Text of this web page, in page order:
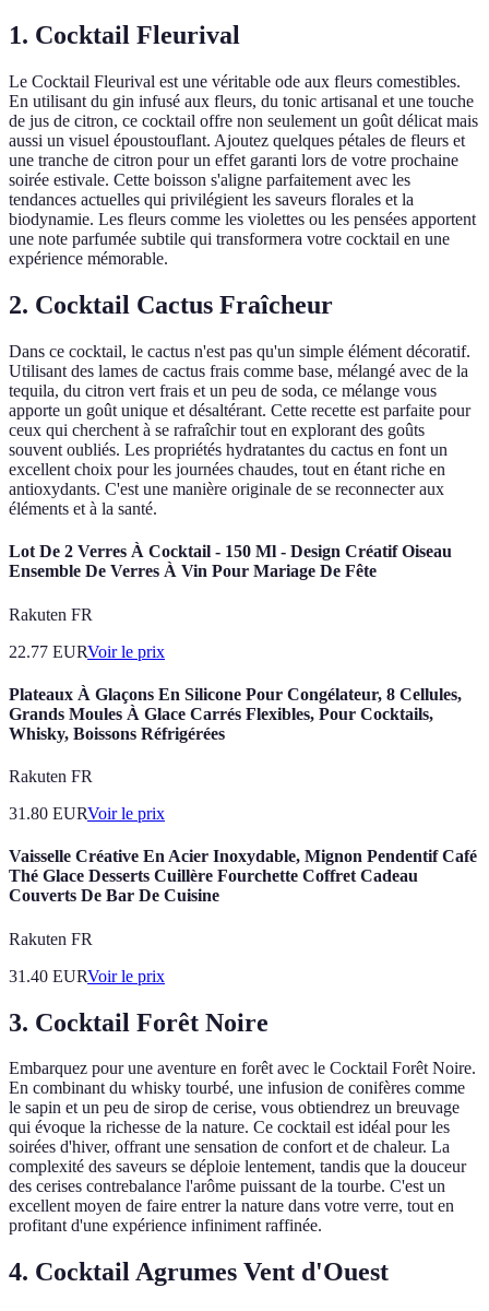
1. Cocktail Fleurival
Le Cocktail Fleurival est une véritable ode aux fleurs comestibles.
En utilisant du gin infusé aux fleurs, du tonic artisanal et une touche
de jus de citron, ce cocktail offre non seulement un goût délicat mais
aussi un visuel époustouflant. Ajoutez quelques pétales de fleurs et
une tranche de citron pour un effet garanti lors de votre prochaine
soirée estivale. Cette boisson s'aligne parfaitement avec les
tendances actuelles qui privilégient les saveurs florales et la
biodynamie. Les fleurs comme les violettes ou les pensées apportent
une note parfumée subtile qui transformera votre cocktail en une
expérience mémorable.
2. Cocktail Cactus Fraîcheur
Dans ce cocktail, le cactus n'est pas qu'un simple élément décoratif.
Utilisant des lames de cactus frais comme base, mélangé avec de la
tequila, du citron vert frais et un peu de soda, ce mélange vous
apporte un goût unique et désaltérant. Cette recette est parfaite pour
ceux qui cherchent à se rafraîchir tout en explorant des goûts
souvent oubliés. Les propriétés hydratantes du cactus en font un
excellent choix pour les journées chaudes, tout en étant riche en
antioxydants. C'est une manière originale de se reconnecter aux
éléments et à la santé.
Lot De 2 Verres À Cocktail - 150 Ml - Design Créatif Oiseau
Ensemble De Verres À Vin Pour Mariage De Fête
Rakuten FR
22.77 EURVoir le prix
Plateaux À Glaçons En Silicone Pour Congélateur, 8 Cellules,
Grands Moules À Glace Carrés Flexibles, Pour Cocktails,
Whisky, Boissons Réfrigérées
Rakuten FR
31.80 EURVoir le prix
Vaisselle Créative En Acier Inoxydable, Mignon Pendentif Café
Thé Glace Desserts Cuillère Fourchette Coffret Cadeau
Couverts De Bar De Cuisine
Rakuten FR
31.40 EURVoir le prix
3. Cocktail Forêt Noire
Embarquez pour une aventure en forêt avec le Cocktail Forêt Noire.
En combinant du whisky tourbé, une infusion de conifères comme
le sapin et un peu de sirop de cerise, vous obtiendrez un breuvage
qui évoque la richesse de la nature. Ce cocktail est idéal pour les
soirées d'hiver, offrant une sensation de confort et de chaleur. La
complexité des saveurs se déploie lentement, tandis que la douceur
des cerises contrebalance l'arôme puissant de la tourbe. C'est un
excellent moyen de faire entrer la nature dans votre verre, tout en
profitant d'une expérience infiniment raffinée.
4. Cocktail Agrumes Vent d'Ouest